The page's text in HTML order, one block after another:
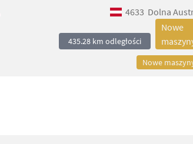
4633 Dolna
435.28 km odległości
Nowe
Nowe